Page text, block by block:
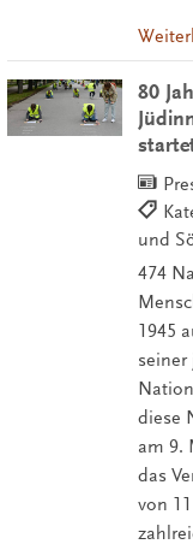
80
und
474
1945
diese
am 9.
das
von